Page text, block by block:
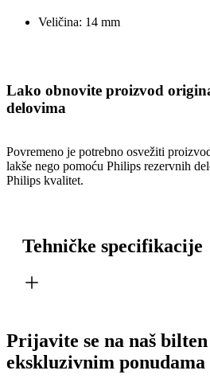
Veličina: 14 mm
Lako obnovite proizvod
delovima
Povremeno je potrebno osvežiti
lakše nego pomoću Philips rezervnih
Philips kvalitet.
Tehničke specifikacije
Prijavite se na naš
ekskluzivnim ponudama